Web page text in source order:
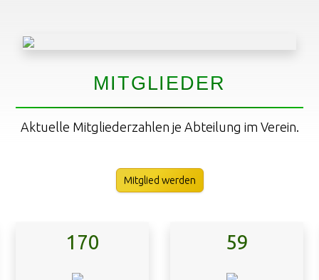
MITGLIEDER
Aktuelle Mitgliederzahlen je Abteilung im Verein.
Mitglied werden
170 59